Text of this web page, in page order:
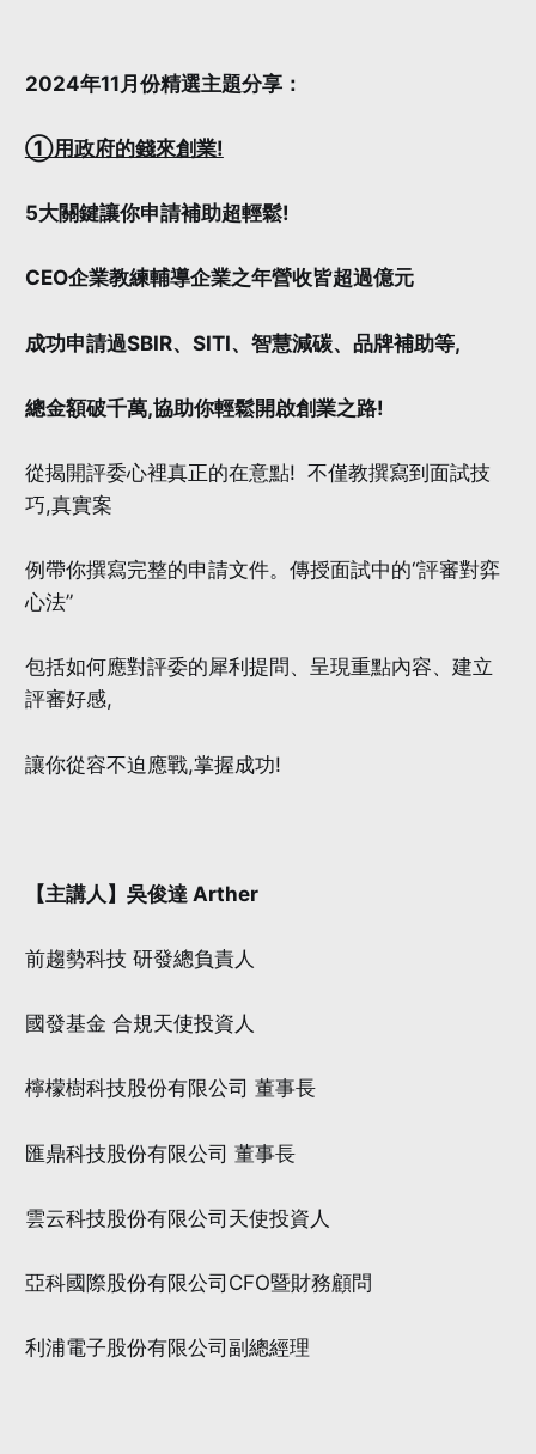
2024年11月份精選主題分享：
①用政府的錢來創業!
5大關鍵讓你申請補助超輕鬆!
CEO企業教練輔導企業之年營收皆超過億元
成功申請過SBIR、SITI、智慧減碳、品牌補助等,
總金額破千萬,協助你輕鬆開啟創業之路!
從揭開評委心裡真正的在意點! 不僅教撰寫到面試技
巧,真實案
例帶你撰寫完整的申請文件。傳授面試中的“評審對弈
心法”
包括如何應對評委的犀利提問、呈現重點內容、建立
評審好感,
讓你從容不迫應戰,掌握成功!
【主講人】吳俊達 Arther
前趨勢科技 研發總負責人
國發基金 合規天使投資人
檸檬樹科技股份有限公司 董事長
匯鼎科技股份有限公司 董事長
雲云科技股份有限公司天使投資人
亞科國際股份有限公司CFO暨財務顧問
利浦電子股份有限公司副總經理